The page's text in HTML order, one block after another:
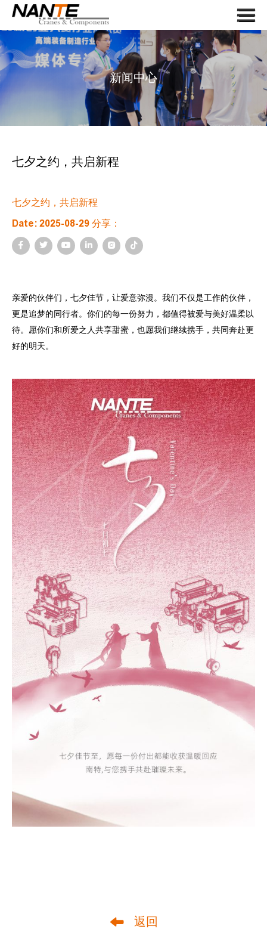
首页
关于我们
起重机
起重机组件
服务
联系我们
搜索
语言
新闻中心
七夕之约，共启新程
七夕之约，共启新程
Date: 2025-08-29 分享：
亲爱的伙伴们，七夕佳节，让爱意弥漫。我们不仅是工作的伙伴，
更是追梦的同行者。你们的每一份努力，都值得被爱与美好温柔以
待。愿你们和所爱之人共享甜蜜，也愿我们继续携手，共同奔赴更
好的明天。
返回